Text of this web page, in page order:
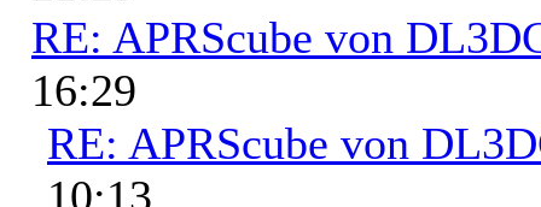
RE: APRScube von
16:29
RE: APRScube von
10:13